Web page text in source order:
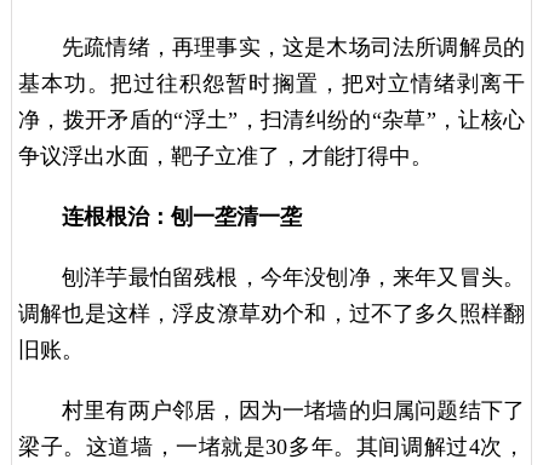
先疏情绪，再理事实，这是木场司法所调解员的
基本功。把过往积怨暂时搁置，把对立情绪剥离干
净，拨开矛盾的“浮土”，扫清纠纷的“杂草”，让核心
争议浮出水面，靶子立准了，才能打得中。
连根根治：刨一垄清一垄
刨洋芋最怕留残根，今年没刨净，来年又冒头。
调解也是这样，浮皮潦草劝个和，过不了多久照样翻
旧账。
村里有两户邻居，因为一堵墙的归属问题结下了
梁子。这道墙，一堵就是30多年。其间调解过4次，